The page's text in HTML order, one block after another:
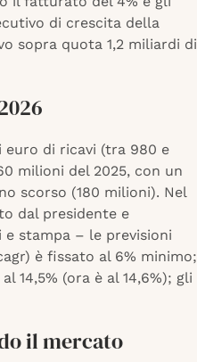
di crescita della
sopra quota 1,2 miliardi di
euro di ricavi (tra 980 e
milioni del 2025, con un
scorso (180 milioni). Nel
dal presidente e
stampa – le previsioni
è fissato al 6% minimo;
14,5% (ora è al 14,6%); gli
il mercato